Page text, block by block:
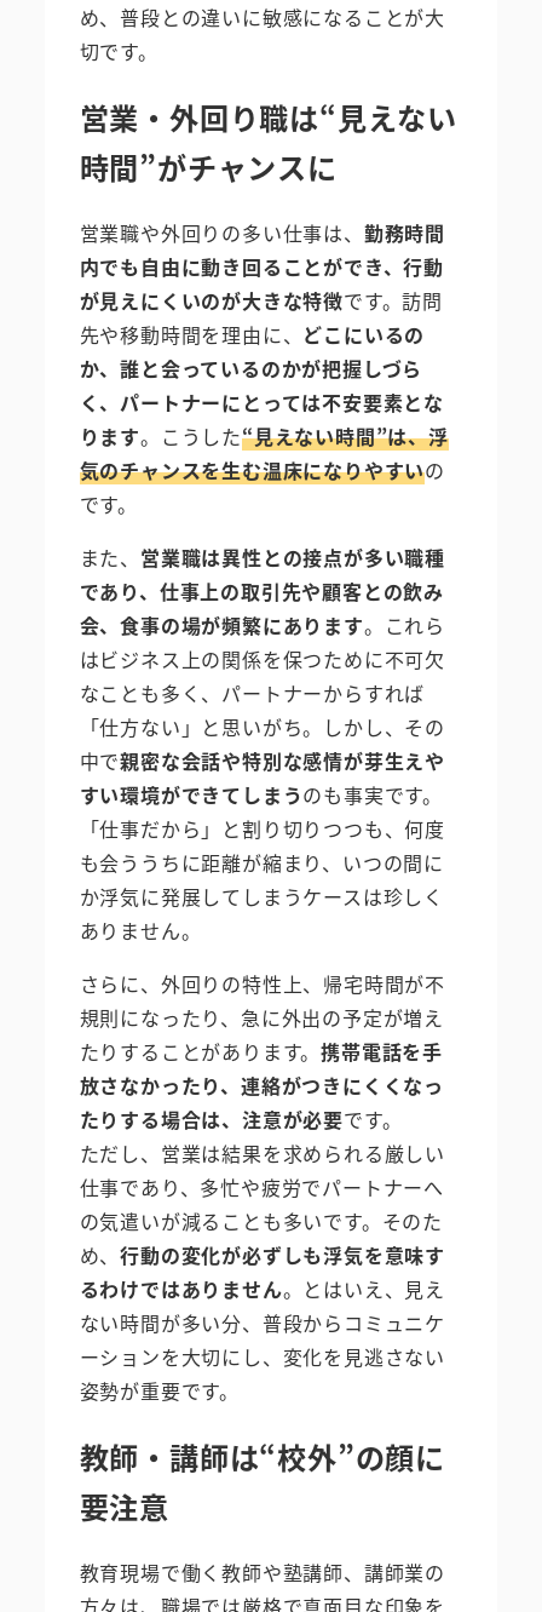
め、普段との違いに敏感になることが大
切です。
営業・外回り職は“見えない
時間”がチャンスに
営業職や外回りの多い仕事は、 勤務時間
内でも自由に動き回ることができ、行動
が見えにくいのが大きな特徴です。訪問
先や移動時間を理由に、 どこにいるの
か、誰と会っているのかが把握しづら
く、パートナーにとっては不安要素とな
ります。こうした“見えない時間”は、浮
気のチャンスを生む温床になりやすいの
です。
また、 営業職は異性との接点が多い職種
であり、仕事上の取引先や顧客との飲み
会、食事の場が頻繁にあります。これら
はビジネス上の関係を保つために不可欠
なことも多く、パートナーからすれば
「仕方ない」と思いがち。しかし、その
中で親密な会話や特別な感情が芽生えや
すい環境ができてしまうのも事実です。
「仕事だから」と割り切りつつも、何度
も会ううちに距離が縮まり、いつの間に
か浮気に発展してしまうケースは珍しく
ありません。
さらに、外回りの特性上、帰宅時間が不
規則になったり、急に外出の予定が増え
たりすることがあります。携帯電話を手
放さなかったり、連絡がつきにくくなっ
たりする場合は、注意が必要です。
ただし、営業は結果を求められる厳しい
仕事であり、多忙や疲労でパートナーへ
の気遣いが減ることも多いです。そのた
め、行動の変化が必ずしも浮気を意味す
るわけではありません。とはいえ、見え
ない時間が多い分、普段からコミュニケ
ーションを大切にし、変化を見逃さない
姿勢が重要です。
教師・講師は“校外”の顔に
要注意
教育現場で働く教師や塾講師、講師業の
方々は、職場では厳格で真面目な印象を